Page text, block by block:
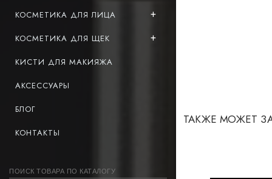
КОСМЕТИКА ДЛЯ ЛИЦА
КОСМЕТИКА ДЛЯ ЩЕК
КИСТИ ДЛЯ МАКИЯЖА
АКСЕССУАРЫ
БЛОГ
КОНТАКТЫ
ТАКЖЕ МОЖЕТ